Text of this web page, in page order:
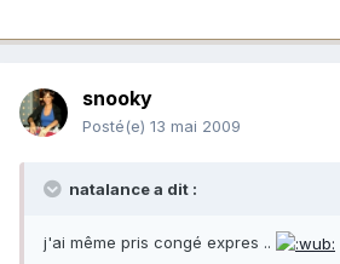
snooky
Posté(e) 13 mai 2009
natalance a dit :
j'ai même pris congé expres ..